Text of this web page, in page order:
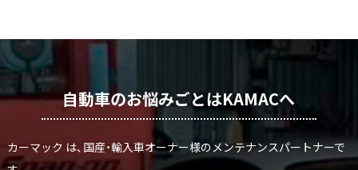
自動車のお悩みごとはKAMACへ
カーマック は、国産・輸入車オーナー様のメンテナンスパートナーで